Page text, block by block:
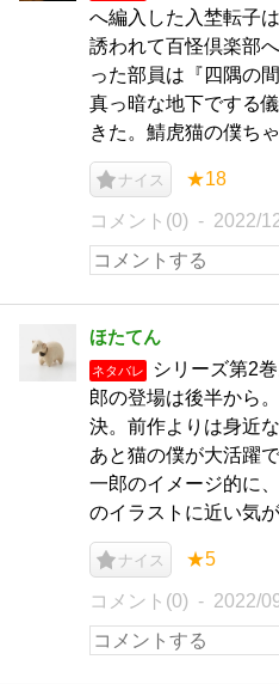
へ編入した入埜転子
誘われて百怪倶楽部
った部員は『四隅の
真っ暗な地下でする
きた。鯖虎猫の僕ち
ナイス ★18
コメント(0) 2022/
ほたてん
ネタバレ
シリーズ第2
郎の登場は後半から
決。前作よりは身近
あと猫の僕が大活躍
一郎のイメージ的に
のイラストに近い気が
ナイス ★5
コメント(0) 2022/